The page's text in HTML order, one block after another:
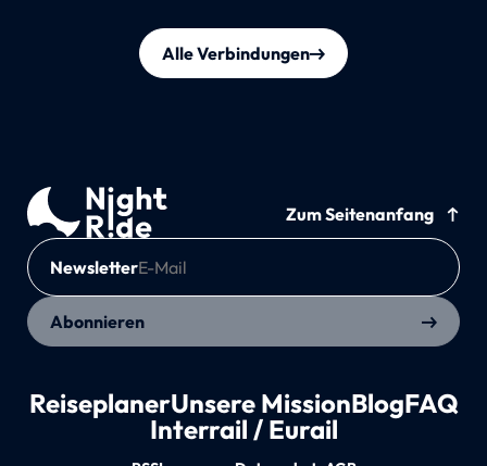
Alle Verbindungen
Zum Seitenanfang
Newsletter
Abonnieren
ReiseplanerUnsere MissionBlogFAQ
Interrail / Eurail